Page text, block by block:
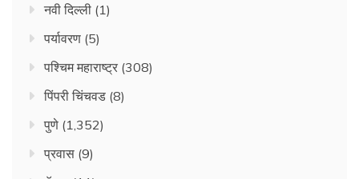
नवी दिल्ली (1)
पर्यावरण (5)
पश्चिम महाराष्ट्र (308)
पिंपरी चिंचवड (8)
पुणे (1,352)
प्रवास (9)